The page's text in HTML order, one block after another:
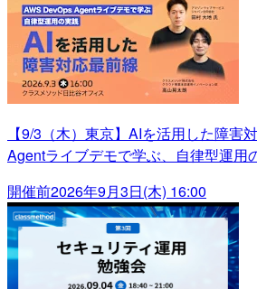
【9/3（木）東京】AIを活用した障害
Agentライブデモで学ぶ、自律型運用
開催前2026年9月3日(木) 16:00